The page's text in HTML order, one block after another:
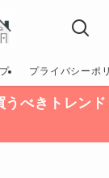
プライバシーポ
べきトレンド